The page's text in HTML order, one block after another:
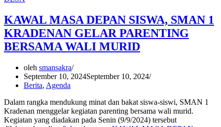
KAWAL MASA DEPAN SISWA, SMAN 1
KRADENAN GELAR PARENTING
BERSAMA WALI MURID
oleh smansakra
September 10, 2024September 10, 2024
Berita, Agenda
Dalam rangka mendukung minat dan bakat siswa-siswi, SMAN 1
Kradenan menggelar kegiatan parenting bersama wali murid.
Kegiatan yang diadakan pada Senin (9/9/2024) tersebut